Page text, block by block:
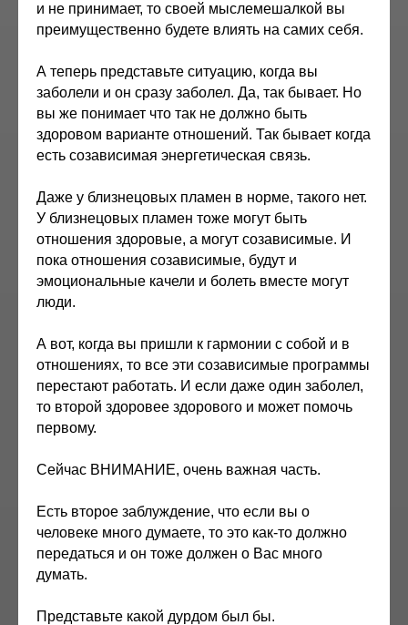
и не принимает, то своей мыслемешалкой вы
преимущественно будете влиять на самих себя.
А теперь представьте ситуацию, когда вы
заболели и он сразу заболел. Да, так бывает. Но
вы же понимает что так не должно быть
здоровом варианте отношений. Так бывает когда
есть созависимая энергетическая связь.
Даже у близнецовых пламен в норме, такого нет.
У близнецовых пламен тоже могут быть
отношения здоровые, а могут созависимые. И
пока отношения созависимые, будут и
эмоциональные качели и болеть вместе могут
люди.
А вот, когда вы пришли к гармонии с собой и в
отношениях, то все эти созависимые программы
перестают работать. И если даже один заболел,
то второй здоровее здорового и может помочь
первому.
Сейчас ВНИМАНИЕ, очень важная часть.
Есть второе заблуждение, что если вы о
человеке много думаете, то это как-то должно
передаться и он тоже должен о Вас много
думать.
Представьте какой дурдом был бы.